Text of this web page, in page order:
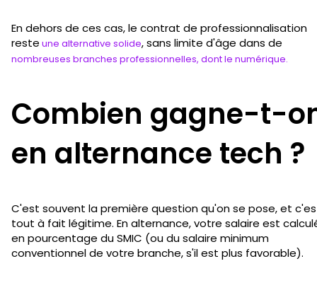
En dehors de ces cas, le contrat de professionnalisation
reste une alternative solide, sans limite d'âge dans de
nombreuses branches professionnelles, dont le numérique.
Combien gagne-t-
en alternance tech ?
C'est souvent la première question qu'on se pose, et
tout à fait légitime. En alternance, votre salaire est
en pourcentage du SMIC (ou du salaire minimum
conventionnel de votre branche, s'il est plus favorable).